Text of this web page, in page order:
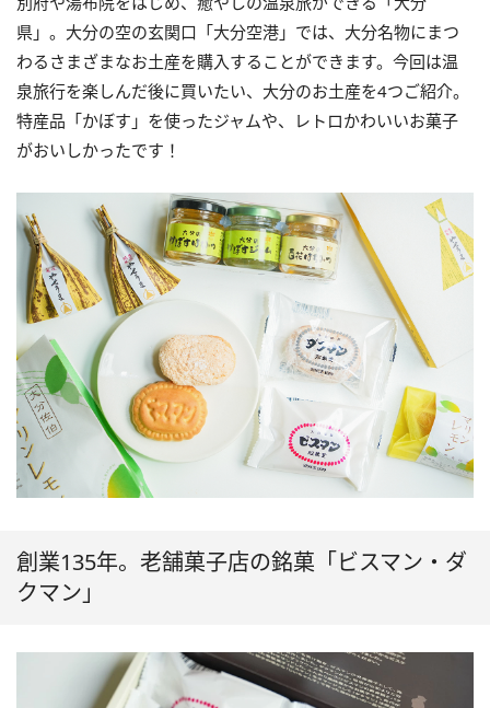
県」。大分の空の玄関口「大分空港」では、大分名物にまつ
わるさまざまなお土産を購入することができます。今回は温
泉旅行を楽しんだ後に買いたい、大分のお土産を4つご紹介。
特産品「かぼす」を使ったジャムや、レトロかわいいお菓子
がおいしかったです！
創業135年。老舗菓子店の銘菓「ビスマン・ダ
クマン」